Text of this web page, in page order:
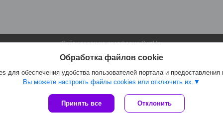
Сайт создан на платформе Deal.by
Политика обработки файлов cookies
Обработка файлов cookie
обеспечения удобства пользователей портала и предоставления
Вы можете настроить файлы cookies или отключить их.
Принять все Отклонить
OOO "ФилФар Технолоджи" |Пожаловаться на контент
Select Language ▼